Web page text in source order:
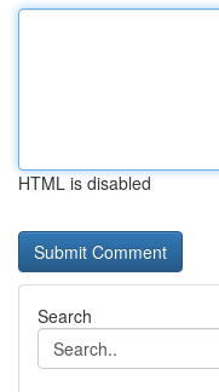
HTML is disabled
Search